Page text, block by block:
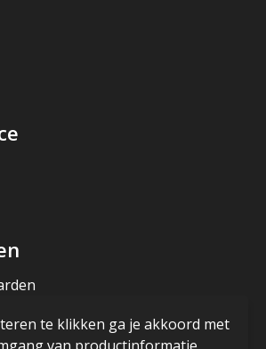
te klikken ga je akkoord met